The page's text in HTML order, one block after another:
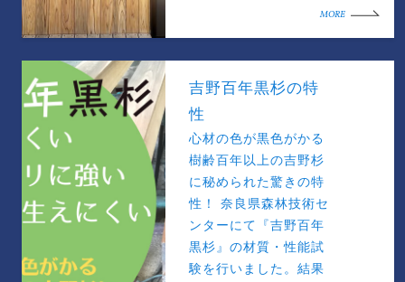
MORE
吉野百年黒杉の特
性
心材の色が黒色がかる
樹齢百年以上の吉野杉
に秘められた驚きの特
性！ 奈良県森林技術セ
ンターにて『吉野百年
黒杉』の材質・性能試
験を行いました。結果